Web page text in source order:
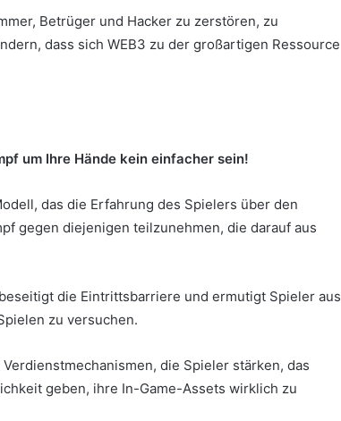
Betrüger und Hacker zu zerstören, zu
dass sich WEB3 zu der großartigen Ressource
um Ihre Hände kein einfacher sein!
das die Erfahrung des Spielers über den
gegen diejenigen teilzunehmen, die darauf aus
die Eintrittsbarriere und ermutigt Spieler aus
zu versuchen.
die Spieler stärken, das
geben, ihre In-Game-Assets wirklich zu